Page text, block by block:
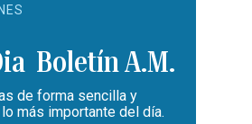
Boletín A.M.
de forma sencilla y
más importante del día.